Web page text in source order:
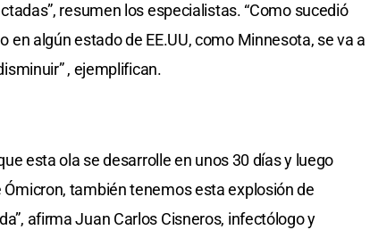
resumen los especialistas. “Como sucedió
algún estado de EE.UU, como Minnesota, se va a
, ejemplifican.
esta ola se desarrolle en unos 30 días y luego
también tenemos esta explosión de
afirma Juan Carlos Cisneros, infectólogo y